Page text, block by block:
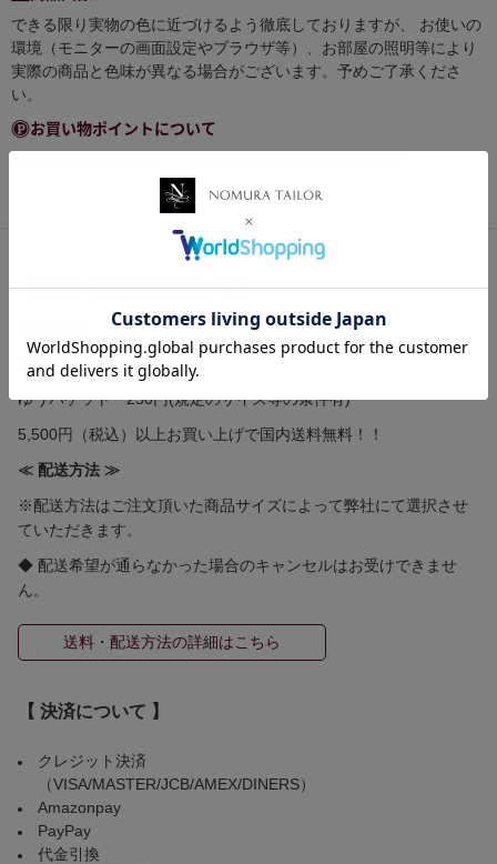
できる限り実物の色に近づけるよう徹底しておりますが、 お使いの
環境（モニターの画面設定やブラウザ等）、お部屋の照明等により
実際の商品と色味が異なる場合がございます。予めご了承くださ
い。
お買い物ポイントについて
【 送料・配送方法について 】
全国一律送料 580円
ゆうパケット 250円(規定のサイズ等の条件有)
5,500円（税込）以上お買い上げで国内送料無料！！
≪ 配送方法 ≫
※配送方法はご注文頂いた商品サイズによって弊社にて選択させ
ていただきます。
◆ 配送希望が通らなかった場合のキャンセルはお受けできませ
ん。
送料・配送方法の詳細はこちら
【 決済について 】
クレジット決済
（VISA/MASTER/JCB/AMEX/DINERS）
Amazonpay
PayPay
代金引換